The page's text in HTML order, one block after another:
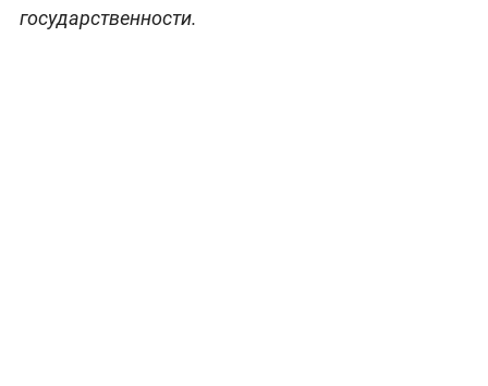
государственности.